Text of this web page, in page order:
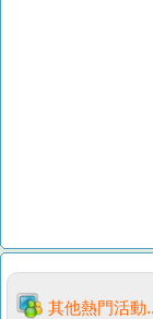
其他熱門活動